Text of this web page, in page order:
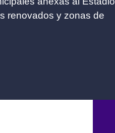
renovados y zonas de